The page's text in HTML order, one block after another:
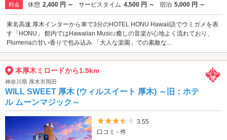
料金 休憩 2,400 円 ～ サービスタイム 4,500 円 ～ 宿泊 5,000 円 ～
東名高速 厚木インターから車で3分のHOTEL HONU Hawaii語でウミガメを表
す「HONU」 館内ではHawaiian Music♪癒しの音楽が心地よく流れており、
Plumeriaの甘い香りで包み込み 「大人な楽園」での素敵な...
本厚木ミロードから1.5km
神奈川県 厚木市岡田
WILL SWEET 厚木 (ウィルスイート 厚木) ～旧：ホテ
ル ムーンマジック～
5つ星のうち3.5
3.55
口コミ - 件